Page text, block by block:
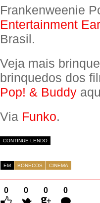
Frankenweenie
Entertainment
Brasil.
Veja mais
brinquedos dos
Pop! & Buddy
Via Funko.
CONTINUE LENDO
EM BONECOS CINEMA
0 0 0
0